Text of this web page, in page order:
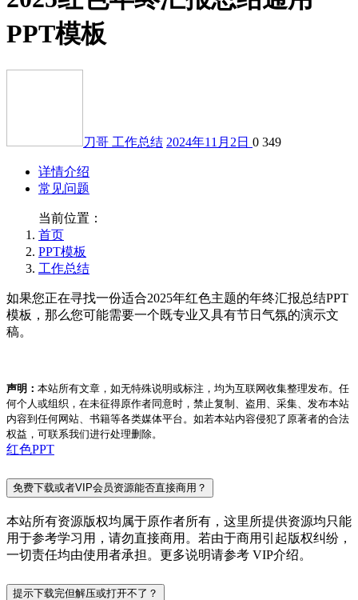
PPT模板
刀哥 工作总结 2024年11月2日 0 349
详情介绍
常见问题
当前位置：
首页
PPT模板
工作总结
如果您正在寻找一份适合2025年红色主题的年终汇报总结PPT
模板，那么您可能需要一个既专业又具有节日气氛的演示文
稿。
声明： 本站所有文章，如无特殊说明或标注，均为互联网收集整理发布。任
何个人或组织，在未征得原作者同意时，禁止复制、盗用、采集、发布本站
内容到任何网站、书籍等各类媒体平台。如若本站内容侵犯了原著者的合法
权益，可联系我们进行处理删除。
红色PPT
免费下载或者VIP会员资源能否直接商用？
本站所有资源版权均属于原作者所有，这里所提供资源均只能
用于参考学习用，请勿直接商用。若由于商用引起版权纠纷，
一切责任均由使用者承担。更多说明请参考 VIP介绍。
提示下载完但解压或打开不了？